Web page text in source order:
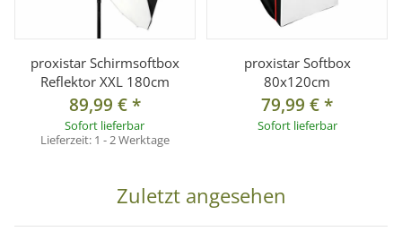
proxistar Schirmsoftbox
Reflektor XXL 180cm
89,99 €*
Sofort lieferbar
Lieferzeit: 1 - 2 Werktage
proxistar Softbox
80x120cm
79,99 €*
Sofort lieferbar
Zuletzt angesehen